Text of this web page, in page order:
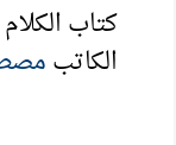
كتاب
الكاتب